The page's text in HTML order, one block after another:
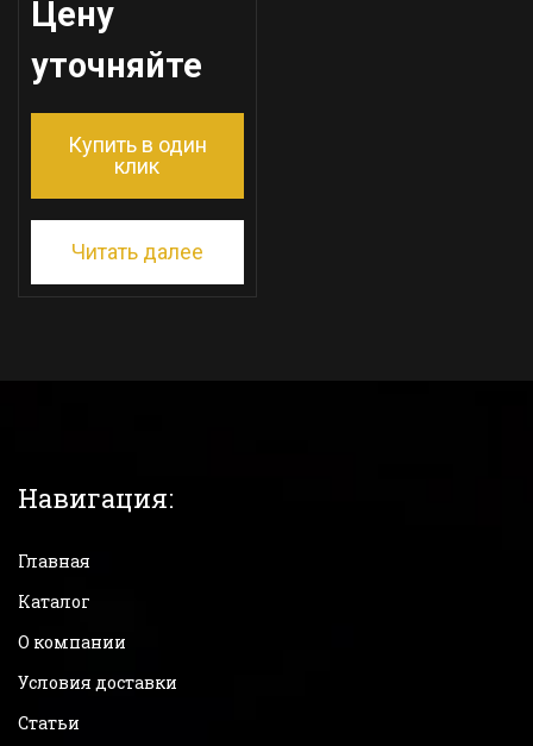
Цену
уточняйте
Купить в один
клик
Читать далее
Навигация:
Главная
Каталог
О компании
Условия доставки
Статьи